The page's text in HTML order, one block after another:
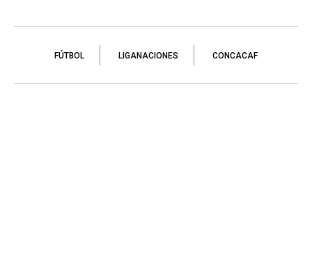
FÚTBOL LIGANACIONES CONCACAF